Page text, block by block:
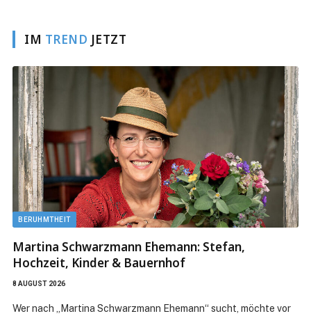
IM TREND JETZT
BERUHMTHEIT
Bettina Tietjen Ehemann: Udo Tietjen, Ehe,
Kinder & Beruf
8 AUGUST 2026
Wer nach „Bettina Tietjen Ehemann“ sucht, findet eine klare